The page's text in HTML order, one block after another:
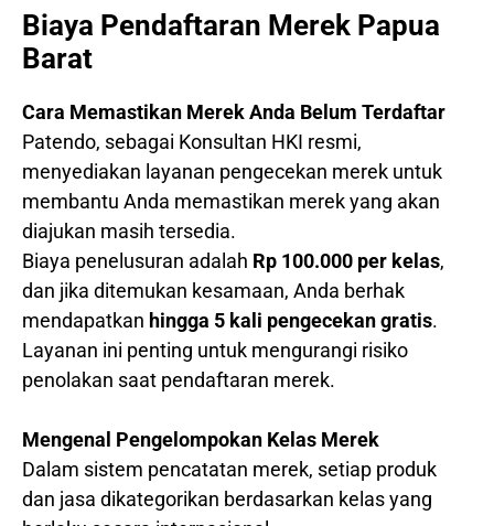
Biaya Pendaftaran Merek Papua
Barat
Cara Memastikan Merek Anda Belum Terdaftar
Patendo, sebagai Konsultan HKI resmi,
menyediakan layanan pengecekan merek untuk
membantu Anda memastikan merek yang akan
diajukan masih tersedia.
Biaya penelusuran adalah Rp 100.000 per kelas,
dan jika ditemukan kesamaan, Anda berhak
mendapatkan hingga 5 kali pengecekan gratis.
Layanan ini penting untuk mengurangi risiko
penolakan saat pendaftaran merek.
Mengenal Pengelompokan Kelas Merek
Dalam sistem pencatatan merek, setiap produk
dan jasa dikategorikan berdasarkan kelas yang